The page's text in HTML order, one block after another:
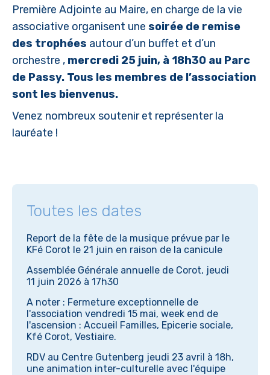
Première Adjointe au Maire, en charge de la vie
associative organisent unesoirée de remise
des trophées autour d’un buffet et d’un
orchestre , mercredi 25 juin, à 18h30 au Parc
de Passy. Tous les membres de l’association
sont les bienvenus.
Venez nombreux soutenir et représenter la
lauréate !
Toutes les dates
Report de la fête de la musique prévue par le
KFé Corot le 21 juin en raison de la canicule
Assemblée Générale annuelle de Corot, jeudi
11 juin 2026 à 17h30
A noter : Fermeture exceptionnelle de
l'association vendredi 15 mai, week end de
l'ascension : Accueil Familles, Epicerie sociale,
Kfé Corot, Vestiaire.
RDV au Centre Gutenberg jeudi 23 avril à 18h,
une animation inter-culturelle avec l'équipe